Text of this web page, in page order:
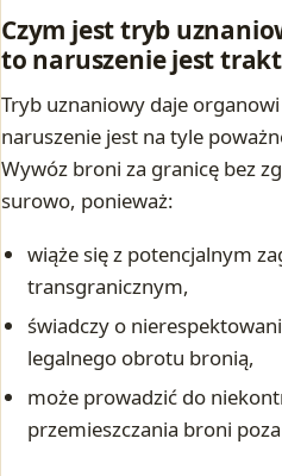
Czym jest tryb
to naruszenie jest
Tryb uznaniowy daje
naruszenie jest na tyle
Wywóz broni za granicę bez
surowo, ponieważ:
wiąże się z potencjalnym
transgranicznym,
świadczy o
legalnego obrotu bronią,
może prowadzić do
przemieszczania broni